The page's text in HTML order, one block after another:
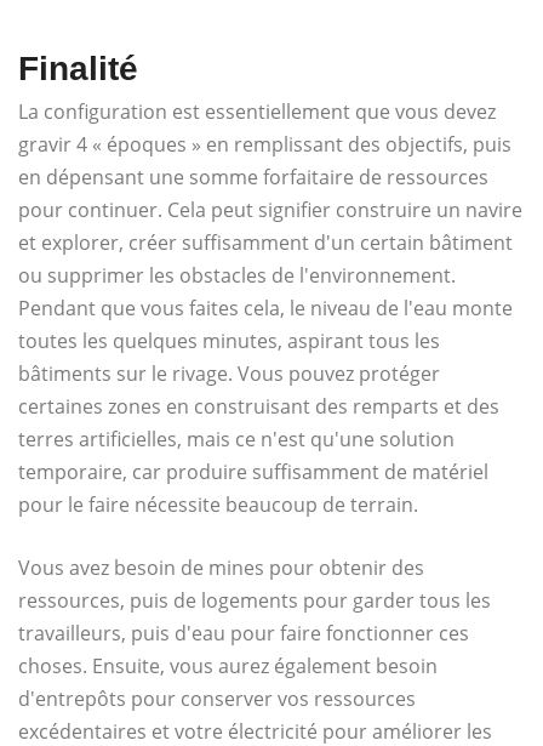
Finalité
La configuration est essentiellement que vous devez
gravir 4 « époques » en remplissant des objectifs, puis
en dépensant une somme forfaitaire de ressources
pour continuer. Cela peut signifier construire un navire
et explorer, créer suffisamment d'un certain bâtiment
ou supprimer les obstacles de l'environnement.
Pendant que vous faites cela, le niveau de l'eau monte
toutes les quelques minutes, aspirant tous les
bâtiments sur le rivage. Vous pouvez protéger
certaines zones en construisant des remparts et des
terres artificielles, mais ce n'est qu'une solution
temporaire, car produire suffisamment de matériel
pour le faire nécessite beaucoup de terrain.
Vous avez besoin de mines pour obtenir des
ressources, puis de logements pour garder tous les
travailleurs, puis d'eau pour faire fonctionner ces
choses. Ensuite, vous aurez également besoin
d'entrepôts pour conserver vos ressources
excédentaires et votre électricité pour améliorer les